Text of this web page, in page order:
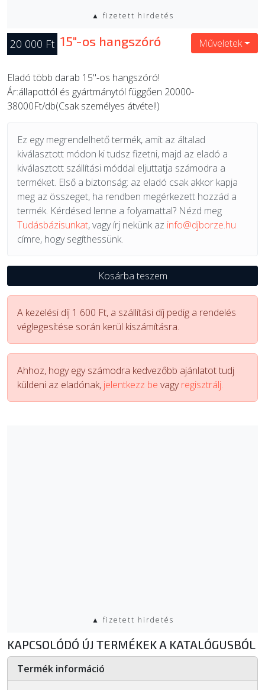
▲ fizetett hirdetés
20 000 Ft 15"-os hangszóró Műveletek
Eladó több darab 15"-os hangszóró!
Ár:állapottól és gyártmánytól függően 20000-
38000Ft/db(Csak személyes átvétel!)
Ez egy megrendelhető termék, amit az általad
kiválasztott módon ki tudsz fizetni, majd az eladó a
kiválasztott szállítási móddal eljuttatja számodra a
terméket. Első a biztonság: az eladó csak akkor kapja
meg az összeget, ha rendben megérkezett hozzád a
termék. Kérdésed lenne a folyamattal? Nézd meg
Tudásbázisunkat, vagy írj nekünk az info@djborze.hu
címre, hogy segíthessünk.
Kosárba teszem
A kezelési díj 1 600 Ft, a szállítási díj pedig a rendelés
véglegesítése során kerül kiszámításra.
Ahhoz, hogy egy számodra kedvezőbb ajánlatot tudj
küldeni az eladónak, jelentkezz be vagyregisztrálj.
▲ fizetett hirdetés
KAPCSOLÓDÓ ÚJ TERMÉKEK A KATALÓGUSBÓL
Termék információ